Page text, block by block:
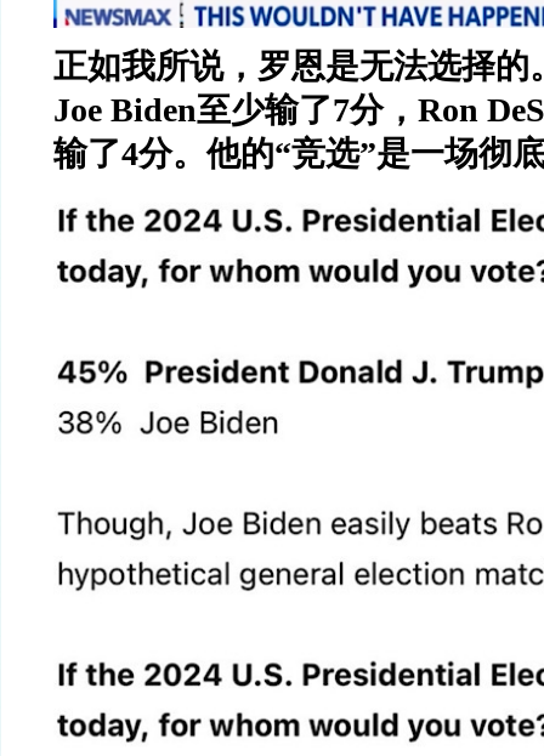
正如我所说，罗恩是无法选择的
Joe Biden至少输了7分， Ron
输了4分。他的“竞选”是一场彻